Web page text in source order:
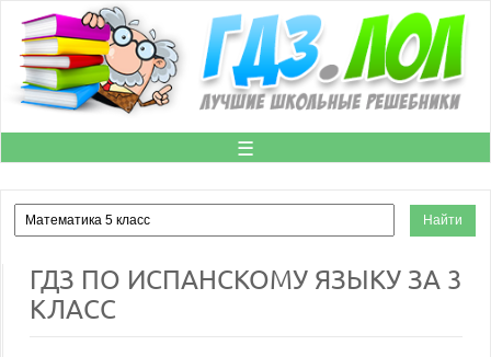
☰
ГДЗ ПО ИСПАНСКОМУ ЯЗЫКУ ЗА 3
КЛАСС